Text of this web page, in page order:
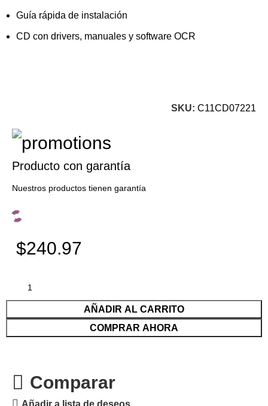
Guía rápida de instalación
CD con drivers, manuales y software OCR
SKU: C11CD07221
Producto con garantía
Nuestros productos tienen garantía
$240.97
AÑADIR AL CARRITO
COMPRAR AHORA
Comparar
Añadir a lista de deseos